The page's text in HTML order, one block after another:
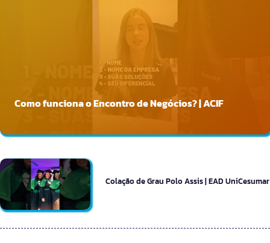
Como funciona o Encontro de Negócios? | ACIF
Colação de Grau Polo Assis | EAD UniCesumar